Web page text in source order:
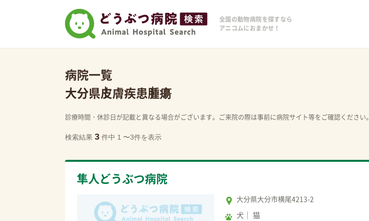
全国の動物病院を探すなら
アニコムにおまかせ！
病院一覧
大分県皮膚疾患腫瘍
診療時間・休診日が記載と異なる場合がございます。ご来院の際は事前に病院サイト等をご確認ください。
検索結果 3 件中 1 〜3件を表示
隼人どうぶつ病院
大分県大分市横尾4213-2
犬 猫